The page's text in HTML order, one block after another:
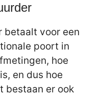
betaalt voor een
poort in
hoe
en dus hoe
bestaan er ook